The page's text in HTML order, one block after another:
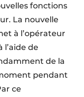
fonctions
La nouvelle
à l’opérateur
de
de la
pendant
ce